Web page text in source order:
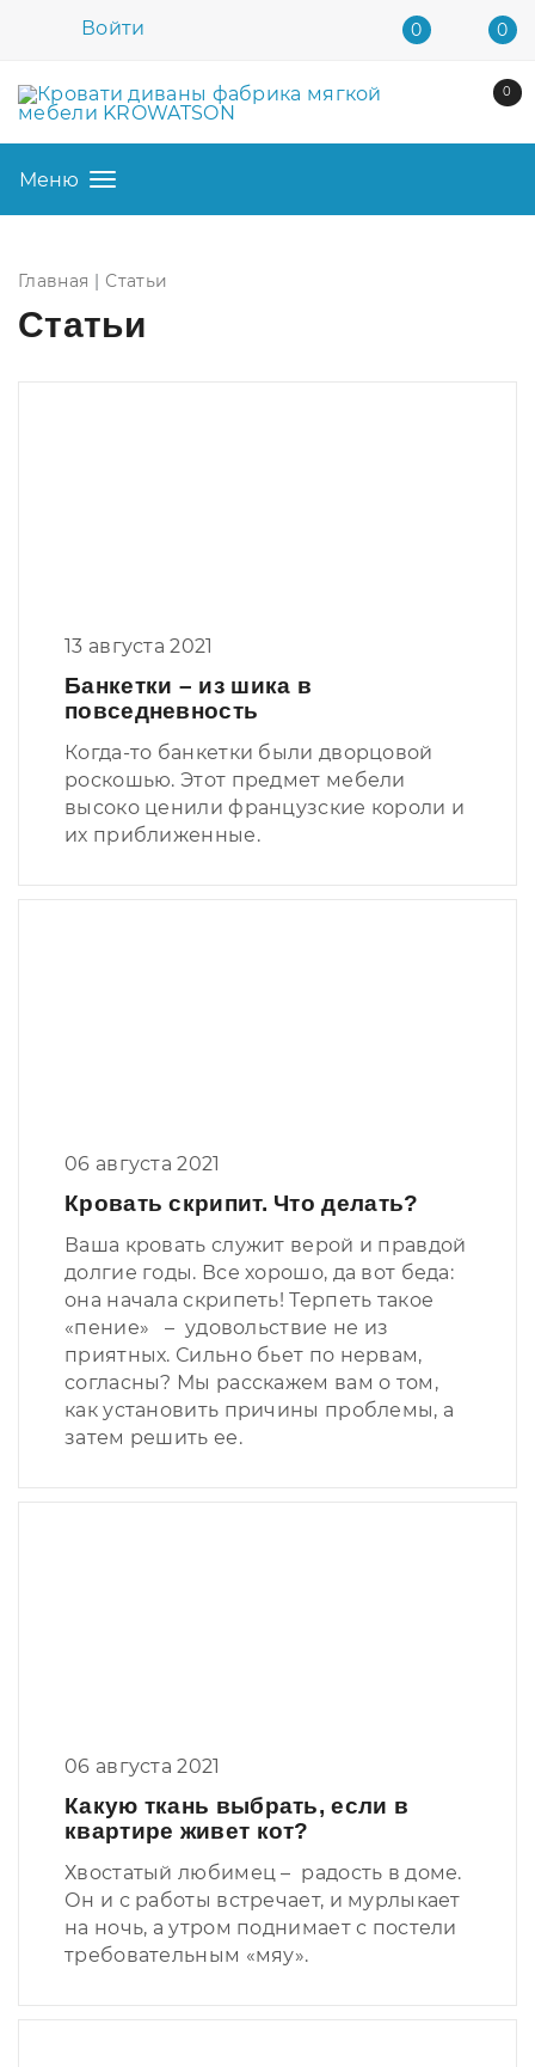
Войти 0 0
0
Меню
Главная Статьи
Статьи
13 августа 2021
Банкетки – из шика в
повседневность
Когда-то банкетки были дворцовой
роскошью. Этот предмет мебели
высоко ценили французские короли и
их приближенные.
06 августа 2021
Кровать скрипит. Что делать?
Ваша кровать служит верой и правдой
долгие годы. Все хорошо, да вот беда:
она начала скрипеть! Терпеть такое
«пение» – удовольствие не из
приятных. Сильно бьет по нервам,
согласны? Мы расскажем вам о том,
как установить причины проблемы, а
затем решить ее.
06 августа 2021
Какую ткань выбрать, если в
квартире живет кот?
Хвостатый любимец – радость в доме.
Он и с работы встречает, и мурлыкает
на ночь, а утром поднимает с постели
требовательным «мяу».